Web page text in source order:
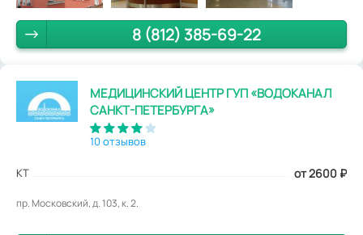
8 (812) 385-69-22
МЕДИЦИНСКИЙ ЦЕНТР ГУП «ВОДОКАНАЛ
САНКТ-ПЕТЕРБУРГА»
10 отзывов
КТ от 2600 ₽
пр. Московский, д. 103, к. 2.